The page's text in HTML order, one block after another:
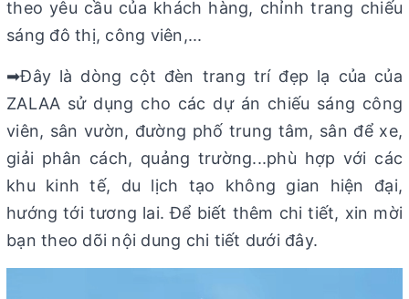
theo yêu cầu của khách hàng, chỉnh trang chiếu
sáng đô thị, công viên,...
➡Đây là dòng cột đèn trang trí đẹp lạ của của
ZALAA sử dụng cho các dự án chiếu sáng công
viên, sân vườn, đường phố trung tâm, sân để xe,
giải phân cách, quảng trường...phù hợp với các
khu kinh tế, du lịch tạo không gian hiện đại,
hướng tới tương lai. Để biết thêm chi tiết, xin mời
bạn theo dõi nội dung chi tiết dưới đây.